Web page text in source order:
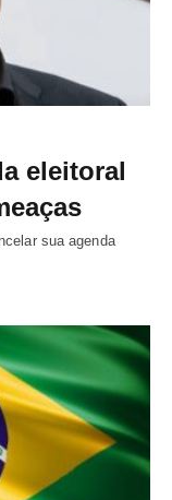
eleitoral
sua agenda